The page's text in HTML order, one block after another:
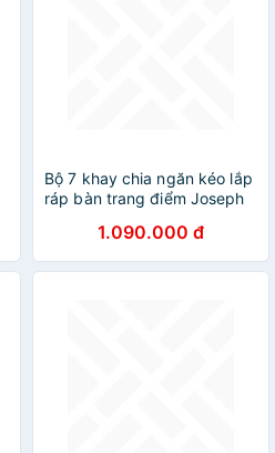
Bộ 7 khay chia ngăn kéo lắp
ráp bàn trang điểm Joseph
hàng chính hãng
1.090.000 đ